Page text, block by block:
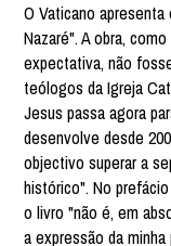
O Vaticano
Nazaré". A obra,
expectativa, não
teólogos da Igreja
Jesus passa agora
desenvolve desde
objectivo superar a
histórico". No
o livro "não é, em
a expressão da